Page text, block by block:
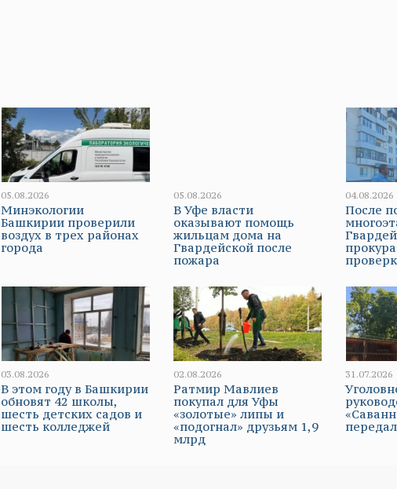
05.08.2026
Минэкологии
Башкирии проверили
воздух в трех районах
города
05.08.2026
В Уфе власти
оказывают помощь
жильцам дома на
Гвардейской после
пожара
04.08.2026
После
03.08.2026
В этом году в Башкирии
обновят 42 школы,
шесть детских садов и
шесть колледжей
02.08.2026
Ратмир Мавлиев
покупал для Уфы
«золотые» липы и
«подогнал» друзьям 1,9
млрд
31.07.2026